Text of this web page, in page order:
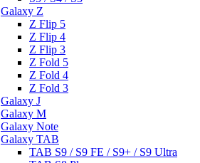
Galaxy Z
Z Flip 5
Z Flip 4
Z Flip 3
Z Fold 5
Z Fold 4
Z Fold 3
Galaxy J
Galaxy M
Galaxy Note
Galaxy TAB
TAB S9 / S9 FE / S9+ / S9 Ultra